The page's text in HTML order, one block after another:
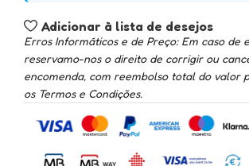
Adicionar à lista de desejos
Erros Informáticos e de Preço: Em caso de
reservamo-nos o direito de corrigir ou
encomenda, com reembolso total do valor
os Termos e Condições.